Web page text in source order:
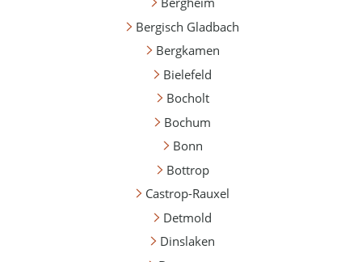
Bergisch Gladbach
Bergkamen
Bielefeld
Bocholt
Bochum
Bonn
Bottrop
Castrop-Rauxel
Detmold
Dinslaken